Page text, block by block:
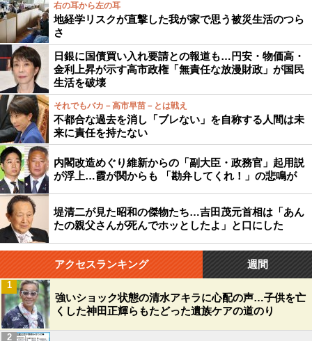
右の耳から左の耳
地経学リスクが直撃した我が家で思う被災生活のつら
さ
日銀に国債買い入れ要請との報道も…円安・物価高・
金利上昇が示す高市政権「無責任な放漫財政」が国民
生活を破壊
それでもバカ－高市早苗－とは戦え
不都合な過去を消し「ブレない」を自称する人間は未
来に責任を持たない
内閣改造めぐり維新からの「副大臣・政務官」起用説
が浮上…霞が関からも 「勘弁してくれ！」の悲鳴が
堤清二が見た昭和の傑物たち…吉田茂元首相は「あん
たの親父さんが死んでホッとしたよ」と口にした
アクセスランキング 週間
強いショック状態の清水アキラに心配の声…子供を亡
くした神田正輝らもたどった遺族ケアの道のり
1
2